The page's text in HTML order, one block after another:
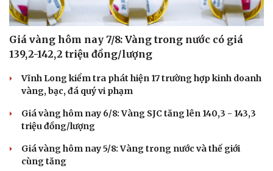
Giá vàng hôm nay 7/8: Vàng trong nước có giá
139,2-142,2 triệu đồng/lượng
Vĩnh Long kiểm tra phát hiện 17 trường hợp kinh doanh
vàng, bạc, đá quý vi phạm
Giá vàng hôm nay 6/8: Vàng SJC tăng lên 140,3 - 143,3
triệu đồng/lượng
Giá vàng hôm nay 5/8: Vàng trong nước và thế giới
cùng tăng